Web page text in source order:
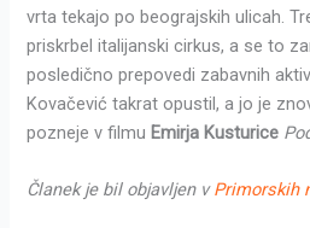
vrta tekajo po beograjskih ulicah.
priskrbel italijanski cirkus, a se to
posledično prepovedi zabavnih
Kovačević takrat opustil, a jo je
pozneje v filmu Emirja Kusturice
Članek je bil objavljen vPrimorskih